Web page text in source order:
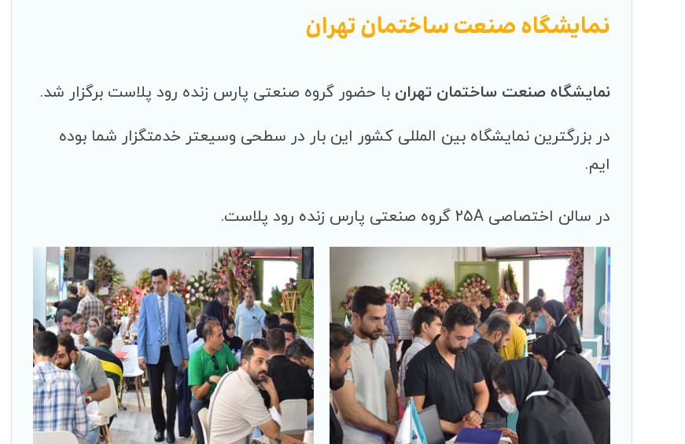
نمایشگاه صنعت ساختمان تهران
نمایشگاه صنعت ساختمان تهران با حضور گروه صنعتی پارس زنده رود پلاست برگزار شد.
در بزرگترین نمایشگاه بین المللی کشور این بار در سطحی وسیعتر خدمتگزار شما بوده
ایم.
در سالن اختصاصی ۲۵A گروه صنعتی پارس زنده رود پلاست.